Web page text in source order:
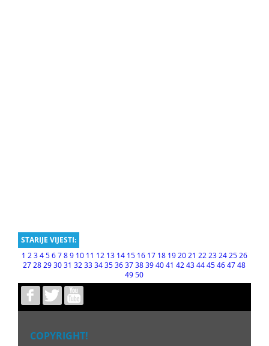
STARIJE VIJESTI:
1 23456789 10 11 12 13 14 15 16 17 18 192021 2223242526
27 28 29 30 31 32 33 34 35 36 37 38 39 40 41 42 43 44 45 46 47 48
49 50
COPYRIGHT!